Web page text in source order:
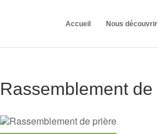
Accueil Nous découvrir
Rassemblement de